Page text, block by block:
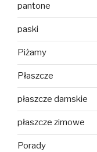
pantone
paski
Piżamy
Płaszcze
płaszcze damskie
płaszcze zimowe
Porady